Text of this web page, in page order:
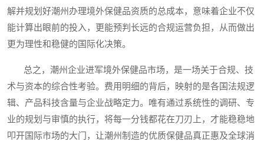
解并规划好潮州办理境外保健品资质的总成本，意味着企业不仅
能计算出眼前的投入，更能预判长远的合规运营负担，从而做出
更为理性和稳健的国际化决策。
总之，潮州企业进军境外保健品市场，是一场关于合规、技
术与资本的综合性考验。费用明细的背后，映射的是各国法规逻
辑、产品科技含量与企业战略定力。唯有通过系统性的调研、专
业的规划与审慎的执行，将每一分钱都花在刀刃上，才能稳稳地
叩开国际市场的大门，让潮州制造的优质保健品真正惠及全球消